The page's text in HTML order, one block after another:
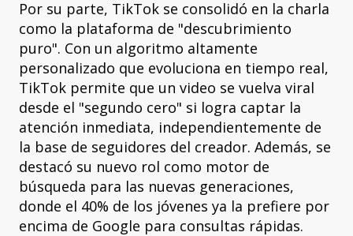
Por su parte, TikTok se consolidó en la charla
como la plataforma de "descubrimiento
puro". Con un algoritmo altamente
personalizado que evoluciona en tiempo real,
TikTok permite que un video se vuelva viral
desde el "segundo cero" si logra captar la
atención inmediata, independientemente de
la base de seguidores del creador. Además, se
destacó su nuevo rol como motor de
búsqueda para las nuevas generaciones,
donde el 40% de los jóvenes ya la prefiere por
encima de Google para consultas rápidas.